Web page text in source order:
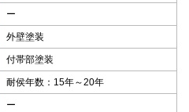
ー
外壁塗装
付帯部塗装
耐侯年数：15年～20年
ー